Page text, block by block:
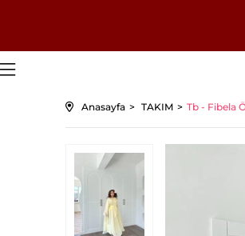
Anasayfa TAKIM Tb - Fibela